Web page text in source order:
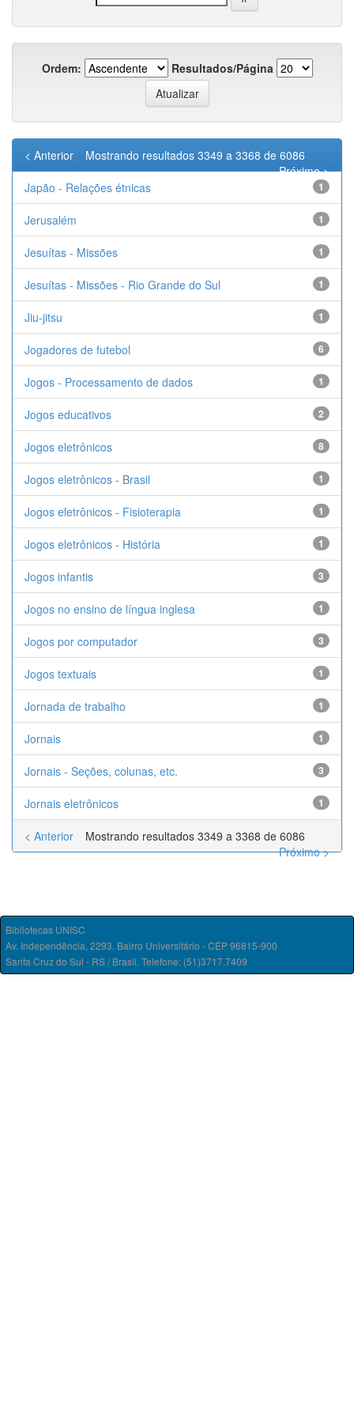
Ordem: Resultados/Página
Mostrando resultados 3349 a 3368 de 6086
< Anterior
Próximo >
Japão - Relações étnicas
1
Jerusalém 1
Jesuítas - Missões 1
Jesuítas - Missões - Rio Grande do Sul 1
Jiu-jitsu 1
Jogadores de futebol 6
Jogos - Processamento de dados 1
Jogos educativos 2
Jogos eletrônicos 8
Jogos eletrônicos - Brasil 1
Jogos eletrônicos - Fisioterapia 1
Jogos eletrônicos - História 1
Jogos infantis 3
Jogos no ensino de língua inglesa 1
Jogos por computador 3
Jogos textuais 1
Jornada de trabalho 1
Jornais 1
Jornais - Seções, colunas, etc. 3
Jornais eletrônicos 1
Mostrando resultados 3349 a 3368 de 6086
< Anterior
Próximo >
Bibliotecas UNISC
Av. Independência, 2293, Bairro Universitário - CEP 96815-900
Santa Cruz do Sul - RS / Brasil. Telefone: (51)3717.7409